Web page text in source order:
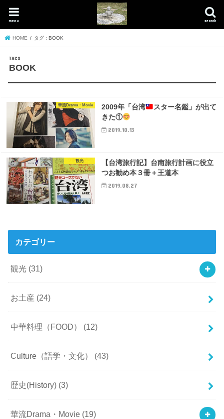
search
menu
HOME タグ : BOOK
BOOK
華流Drama・Movie 2009年「台湾
スター名鑑」が出て
きた①
2019.10.13
観光
【台湾旅行記】台南旅行計画に役立
つお勧め本３冊＋王道本
2019.08.27
カテゴリー
観光 (31)
お土産 (24)
中華料理（FOOD） (12)
Culture（語学・文化） (43)
歴史(History) (3)
華流Drama・Movie (19)